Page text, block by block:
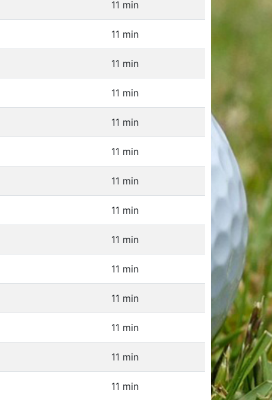
11 min
11 min
11 min
11 min
11 min
11 min
11 min
11 min
11 min
11 min
11 min
11 min
11 min
11 min